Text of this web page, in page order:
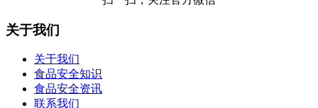
关于我们
关于我们
食品安全知识
食品安全资讯
联系我们